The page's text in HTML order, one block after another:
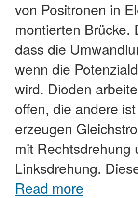
von Positronen in
montierten Brücke.
dass die
wenn die
wird. Dioden
offen, die andere
erzeugen
mit Rechtsdrehung
Linksdrehung.
Read more